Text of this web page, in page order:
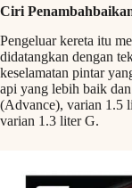
Ciri
Pengeluar kereta itu
didatangkan dengan
keselamatan pintar
api yang lebih baik
(Advance), varian 1.5
varian 1.3 liter G.